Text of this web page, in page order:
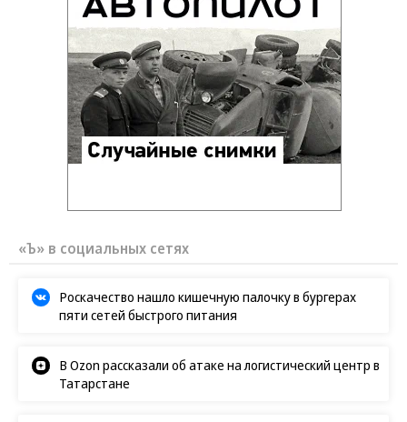
«Ъ» в социальных сетях
Роскачество нашло кишечную палочку в бургерах
пяти сетей быстрого питания
В Ozon рассказали об атаке на логистический центр в
Татарстане